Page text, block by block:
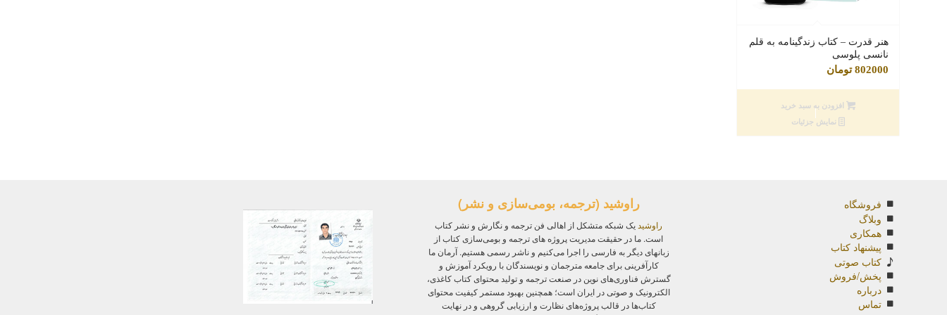
هنر قدرت – کتاب زندگینامه به قلم
نانسی پلوسی
802000 تومان
افزودن به سبد خرید
نمایش جزئیات
فروشگاه
وبلاگ
همکاری
پیشنهاد کتاب
کتاب صوتی
پخش/فروش
درباره
تماس
راوشید (ترجمه، بومی‌سازی و نشر)
راوشید یک شبکه متشکل از اهالی فن ترجمه و نگارش و نشر کتاب
است. ما در حقیقت مدیریت پروژه‌ های ترجمه و بومی‌سازی کتاب از
زبانهای دیگر به فارسی را اجرا می‌کنیم و ناشر رسمی هستیم. آرمان ما
کارآفرینی برای جامعه مترجمان و نویسندگان با رویکرد آموزش و
گسترش فناوری‌های نوین در صنعت ترجمه و تولید محتوای کتاب کاغذی،
الکترونیک و صوتی در ایران است؛ همچنین بهبود مستمر کیفیت محتوای
کتاب‌ها در قالب پروژه‌های نظارت و ارزیابی گروهی و در نهایت